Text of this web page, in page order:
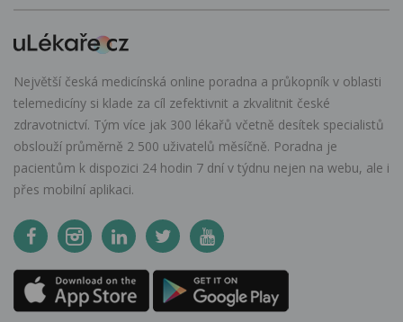
Největší česká medicínská online poradna a průkopník v oblasti
telemedicíny si klade za cíl zefektivnit a zkvalitnit české
zdravotnictví. Tým více jak 300 lékařů včetně desítek specialistů
obslouží průměrně 2 500 uživatelů měsíčně. Poradna je
pacientům k dispozici 24 hodin 7 dní v týdnu nejen na webu, ale i
přes mobilní aplikaci.